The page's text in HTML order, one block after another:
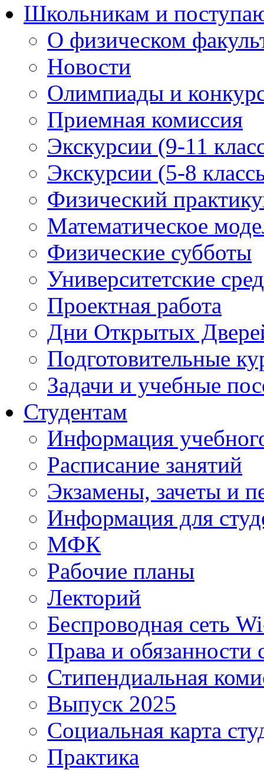
Школьникам и
О физическом
Новости
Олимпиады и
Приемная комиссия
Экскурсии (9-11
Экскурсии (5-8
Физический
Математическое
Физические субботы
Университетские
Проектная работа
Дни Открытых
Подготовительные
Задачи и учебные
Студентам
Информация
Расписание занятий
Экзамены, зачеты и
Информация для
МФК
Рабочие планы
Лекторий
Беспроводная сеть
Права и обязанности
Стипендиальная
Выпуск 2025
Социальная карта
Практика